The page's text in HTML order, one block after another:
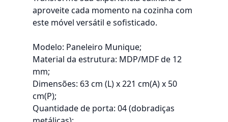
aproveite cada momento na cozinha com
este móvel versátil e sofisticado.
Modelo: Paneleiro Munique;
Material da estrutura: MDP/MDF de 12
mm;
Dimensões: 63 cm (L) x 221 cm(A) x 50
cm(P);
Quantidade de porta: 04 (dobradiças